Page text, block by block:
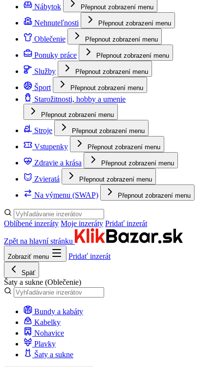
Nábytok Přepnout zobrazení menu
Nehnuteľnosti Přepnout zobrazení menu
Oblečenie Přepnout zobrazení menu
Ponuky práce Přepnout zobrazení menu
Služby Přepnout zobrazení menu
Šport Přepnout zobrazení menu
Starožitnosti, hobby a umenie
Přepnout zobrazení menu
Stroje Přepnout zobrazení menu
Vstupenky Přepnout zobrazení menu
Zdravie a krása Přepnout zobrazení menu
Zvieratá Přepnout zobrazení menu
Na výmenu (SWAP) Přepnout zobrazení menu
Oblíbené inzeráty Moje inzeráty Pridať inzerát
Zpět na hlavní stránku
Zobraziť menu Pridať inzerát
Späť
Šaty a sukne (Oblečenie)
Bundy a kabáty
Kabelky
Nohavice
Plavky
Šaty a sukne